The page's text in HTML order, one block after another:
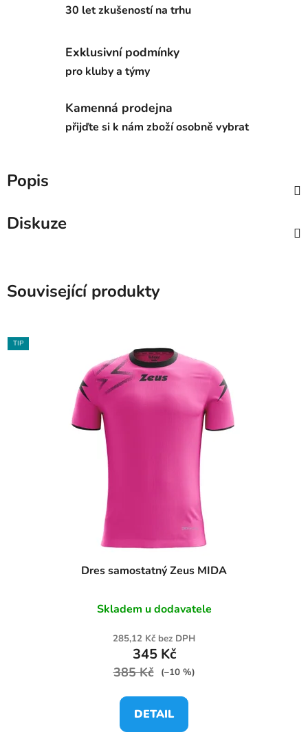
30 let zkušeností na trhu
Exklusivní podmínky
pro kluby a týmy
Kamenná prodejna
přijďte si k nám zboží osobně vybrat
Popis
Diskuze
Související produkty
TIP
Dres samostatný Zeus MIDA
Skladem u dodavatele
285,12 Kč bez DPH
345 Kč
385 Kč (–10 %)
DETAIL